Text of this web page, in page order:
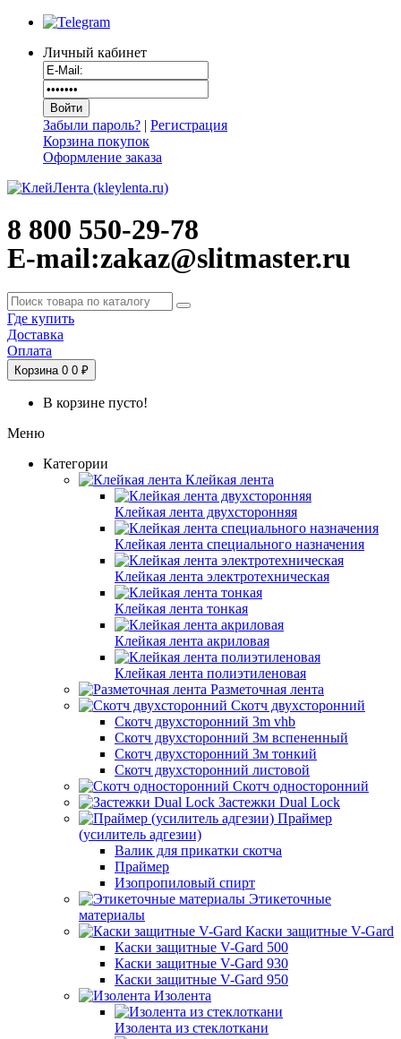
Личный кабинет
Забыли пароль? | Регистрация
Корзина покупок
Оформление заказа
8 800 550-29-78
E-mail:zakaz@slitmaster.ru
Где купить
Доставка
Оплата
Корзина 0 0 ₽
В корзине пусто!
Меню
Категории
Клейкая лента
Клейкая лента двухсторонняя
Клейкая лента специального назначения
Клейкая лента электротехническая
Клейкая лента тонкая
Клейкая лента акриловая
Клейкая лента полиэтиленовая
Разметочная лента
Скотч двухсторонний
Скотч двухсторонний 3m vhb
Скотч двухсторонний 3м вспененный
Скотч двухсторонний 3м тонкий
Скотч двухсторонний листовой
Скотч односторонний
Застежки Dual Lock
Праймер
(усилитель адгезии)
Валик для прикатки скотча
Праймер
Изопропиловый спирт
Этикеточные
материалы
Каски защитные V-Gard
Каски защитные V-Gard 500
Каски защитные V-Gard 930
Каски защитные V-Gard 950
Изолента
Изолента из стеклоткани